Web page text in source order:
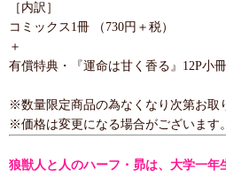
［内訳］
コミックス1冊 （730円＋税）
＋
有償特典・『運命は甘く香る』12P小
※数量限定商品の為なくなり次第お取
※価格は変更になる場合がございます。
狼獣人と人のハーフ・昴は、大学一年